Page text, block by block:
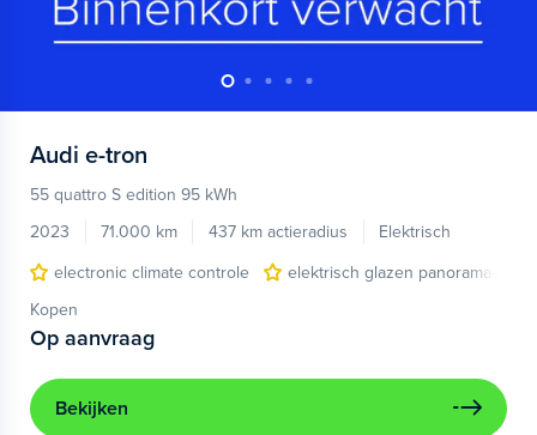
Audi e-tron
55 quattro S edition 95 kWh
2023
71.000 km 437 km actieradius
Elektrisch
electronic climate controle
elektrisch glazen panorama-dak
Kopen
Op aanvraag
Bekijken